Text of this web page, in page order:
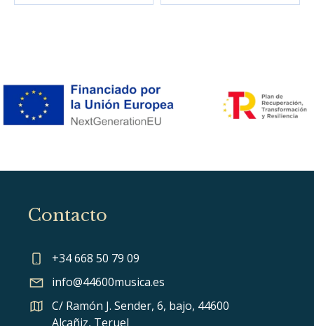
Contacto
+34 668 50 79 09
info@44600musica.es
C/ Ramón J. Sender, 6, bajo, 44600
Alcañiz, Teruel